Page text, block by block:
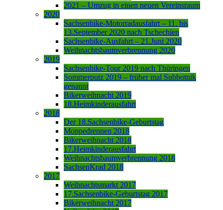
2021 – Umzug in einen neuen Vereinsraum
2020
Sachsenbike-Motorradausfahrt – 11. bis
13.September 2020 nach Tschechien
Sachsenbike-Ausfahrt – 21.Juni 2020
Weihnachtsbaumverbrennung 2020
2019
Sachsenbike-Tour 2019 nach Thüringen
Sommerputz 2019 – früher mal Subbotnik
genannt
Bikerweihnacht 2019
18.Heimkinderausfahrt
2018
Der 18.Sachsenbike-Geburtstag
Moppedrennen 2018
Bikerweihnacht 2018
17.Heimkinderausfahrt
Weihnachtsbaumverbrennung 2018
SachsenKrad 2018
2017
Weihnachtsmarkt 2017
17.Sachsenbike-Geburtstag 2017
Bikerweihnacht 2017